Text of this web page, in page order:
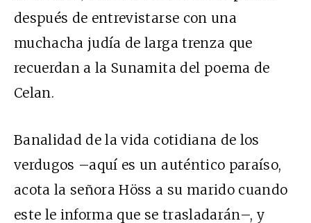
después de entrevistarse con una
muchacha judía de larga trenza que
recuerdan a la Sunamita del poema de
Celan.
Banalidad de la vida cotidiana de los
verdugos –aquí es un auténtico paraíso,
acota la señora Höss a su marido cuando
este le informa que se trasladarán–, y